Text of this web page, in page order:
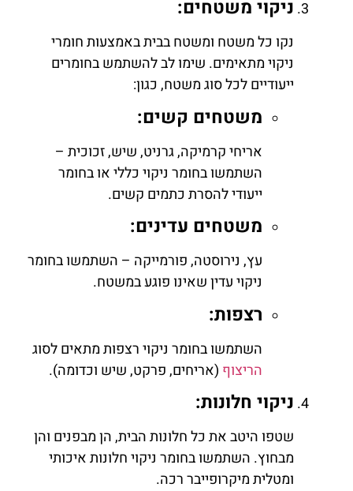
ניקוי משטחים:
נקו כל משטח ומשטח בבית באמצעות חומרי
ניקוי מתאימים. שימו לב להשתמש בחומרים
ייעודיים לכל סוג משטח, כגון:
משטחים קשים:
אריחי קרמיקה, גרניט, שיש, זכוכית –
השתמשו בחומר ניקוי כללי או בחומר
ייעודי להסרת כתמים קשים.
משטחים עדינים:
עץ, נירוסטה, פורמייקה – השתמשו בחומר
ניקוי עדין שאינו פוגע במשטח.
רצפות:
השתמשו בחומר ניקוי רצפות מתאים לסוג
הריצוף (אריחים, פרקט, שיש וכדומה).
ניקוי חלונות:
שטפו היטב את כל חלונות הבית, הן מבפנים והן
מבחוץ. השתמשו בחומר ניקוי חלונות איכותי
ומטלית מיקרופייבר רכה.